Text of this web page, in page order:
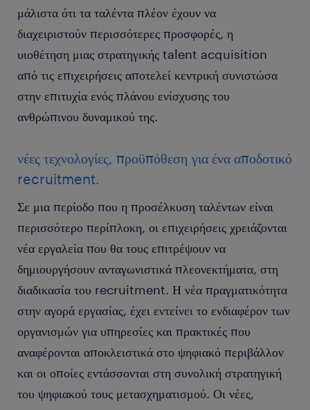
μάλιστα ότι τα ταλέντα πλέον έχουν να
διαχειριστούν περισσότερες προσφορές, η
υιοθέτηση μιας στρατηγικής talent acquisition
από τις επιχειρήσεις αποτελεί κεντρική συνιστώσα
στην επιτυχία ενός πλάνου ενίσχυσης του
ανθρώπινου δυναμικού της.
νέες τεχνολογίες, προϋπόθεση για ένα αποδοτικό
recruitment.
Σε μια περίοδο που η προσέλκυση ταλέντων είναι
περισσότερο περίπλοκη, οι επιχειρήσεις χρειάζονται
νέα εργαλεία που θα τους επιτρέψουν να
δημιουργήσουν ανταγωνιστικά πλεονεκτήματα, στη
διαδικασία του recruitment. Η νέα πραγματικότητα
στην αγορά εργασίας, έχει εντείνει το ενδιαφέρον των
οργανισμών για υπηρεσίες και πρακτικές που
αναφέρονται αποκλειστικά στο ψηφιακό περιβάλλον
και οι οποίες εντάσσονται στη συνολική στρατηγική
του ψηφιακού τους μετασχηματισμού. Οι νέες,